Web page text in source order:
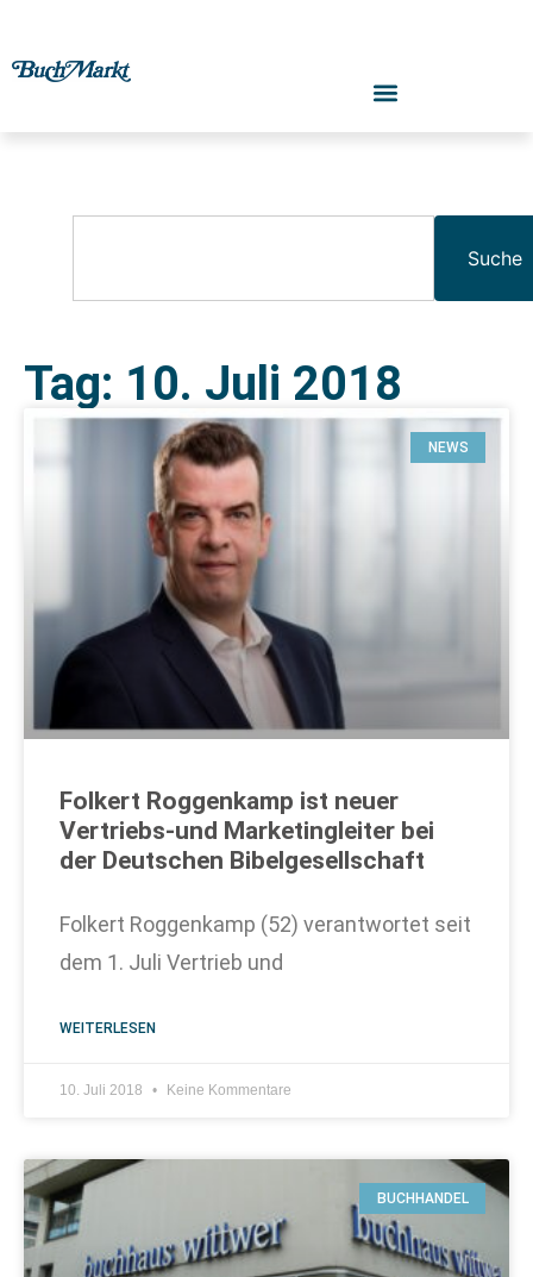
Suche
Tag: 10. Juli 2018
NEWS
Folkert Roggenkamp ist neuer
Vertriebs-und Marketingleiter bei
der Deutschen Bibelgesellschaft
Folkert Roggenkamp (52) verantwortet seit
dem 1. Juli Vertrieb und
WEITERLESEN
10. Juli 2018 Keine Kommentare
BUCHHANDEL